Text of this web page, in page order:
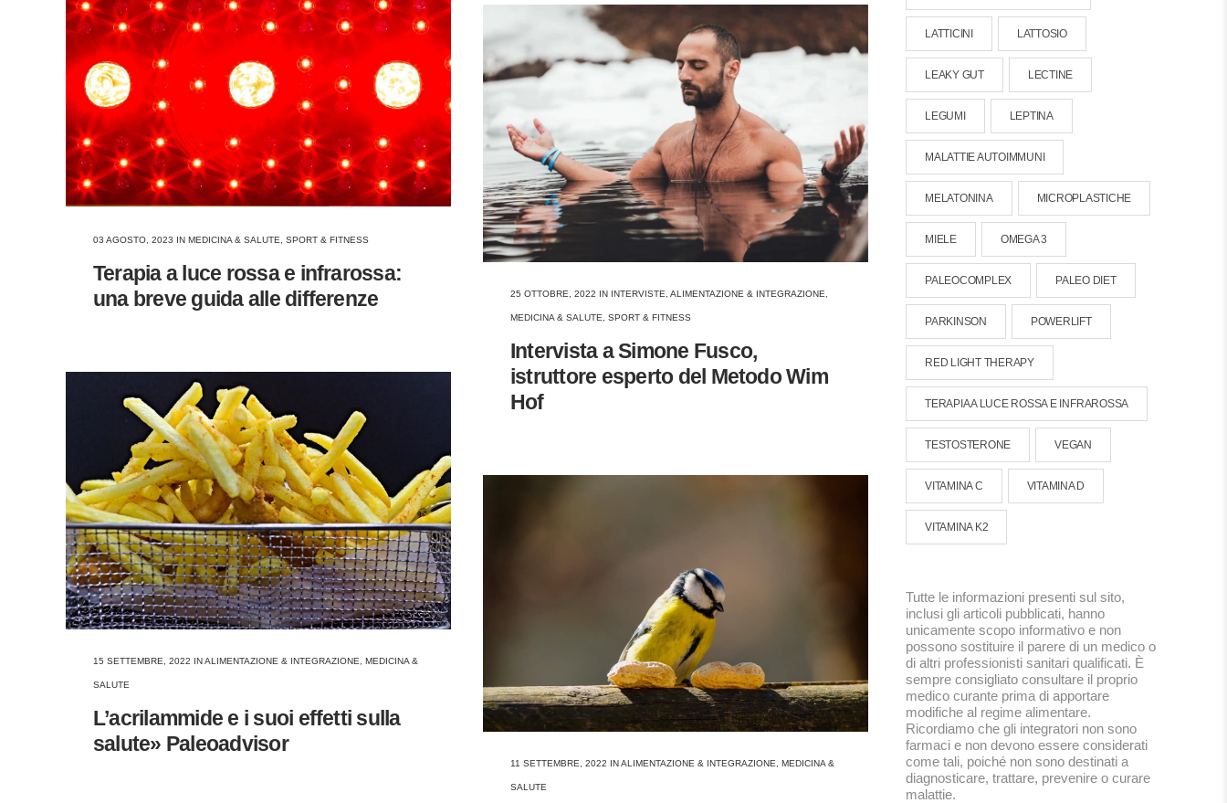
03 AGOSTO, 2023 IN MEDICINA & SALUTE SPORT & FITNESS
Terapia a luce rossa e infrarossa:
una breve guida alle differenze
25 OTTOBRE, 2022 IN INTERVISTE ALIMENTAZIONE & INTEGRAZIONE
MEDICINA & SALUTE SPORT & FITNESS
Intervista a Simone Fusco,
istruttore esperto del Metodo Wim
Hof
15 SETTEMBRE, 2022 INALIMENTAZIONE & INTEGRAZIONE MEDICINA &
SALUTE
L’acrilammide e i suoi effetti sulla
salute» Paleoadvisor
11 SETTEMBRE, 2022 IN ALIMENTAZIONE & INTEGRAZIONE, MEDICINA &
SALUTE
LATTICINI LATTOSIO
LEAKY GUT LECTINE
LEGUMI LEPTINA
MALATTIE AUTOIMMUNI
MELATONINA MICROPLASTICHE
MIELE OMEGA 3
PALEOCOMPLEX PALEO DIET
PARKINSON POWERLIFT
RED LIGHT THERAPY
TERAPIA A LUCE ROSSA E INFRAROSSA
TESTOSTERONE VEGAN
VITAMINA C VITAMINA D
VITAMINA K2
Tutte le informazioni presenti sul sito,
inclusi gli articoli pubblicati, hanno
unicamente scopo informativo e non
possono sostituire il parere di un medico o
di altri professionisti sanitari qualificati. È
sempre consigliato consultare il proprio
medico curante prima di apportare
modifiche al regime alimentare.
Ricordiamo che gli integratori non sono
farmaci e non devono essere considerati
come tali, poiché non sono destinati a
diagnosticare, trattare, prevenire o curare
malattie.